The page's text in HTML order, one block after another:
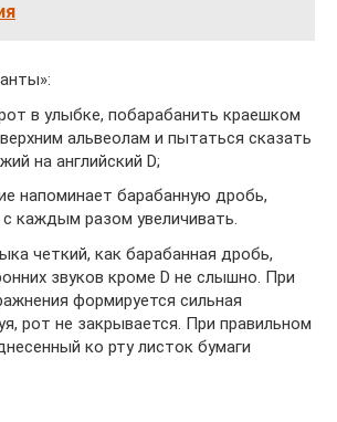
в улыбке, побарабанить краешком
альвеолам и пытаться сказать
на английский D;
напоминает барабанную дробь,
каждым разом увеличивать.
четкий, как барабанная дробь,
звуков кроме D не слышно. При
формируется сильная
рот не закрывается. При правильном
ко рту листок бумаги